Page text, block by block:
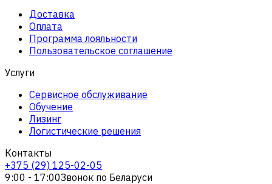
Доставка
Оплата
Программа лояльности
Пользовательское соглашение
Услуги
Сервисное обслуживание
Обучение
Лизинг
Логистические решения
Контакты
+375 (29) 125-02-05
9:00 - 17:00Звонок по Беларуси